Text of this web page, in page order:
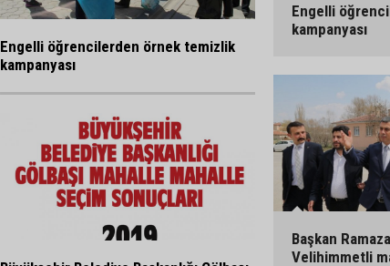
Engelli öğrencilerden örnek temizlik
kampanyası
Engelli
kampanyası
Başkan
Velihimmetli